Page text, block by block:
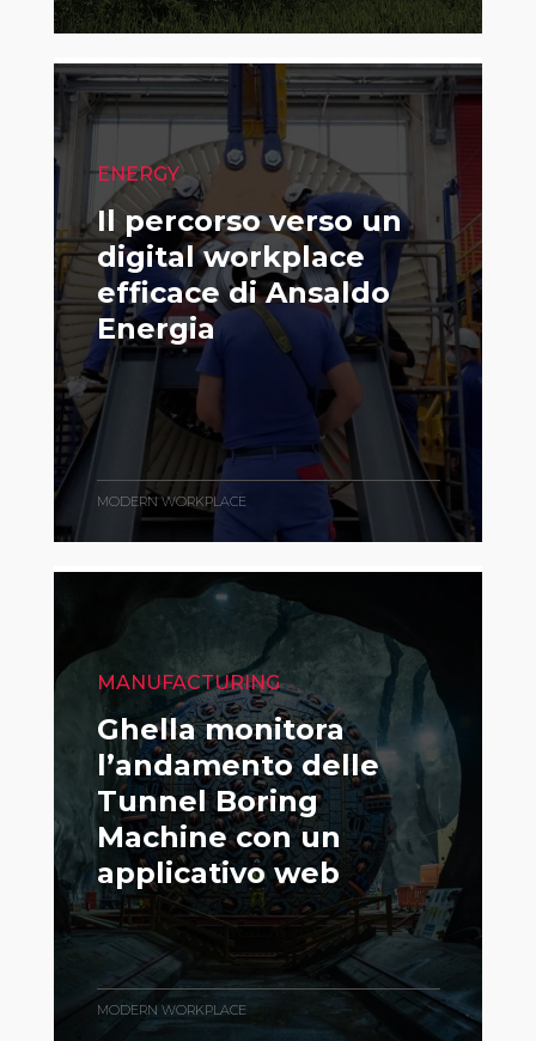
ENERGY
Il percorso verso un
digital workplace
efficace di Ansaldo
Energia
MODERN WORKPLACE
MANUFACTURING
Ghella monitora
l’andamento delle
Tunnel Boring
Machine con un
applicativo web
MODERN WORKPLACE